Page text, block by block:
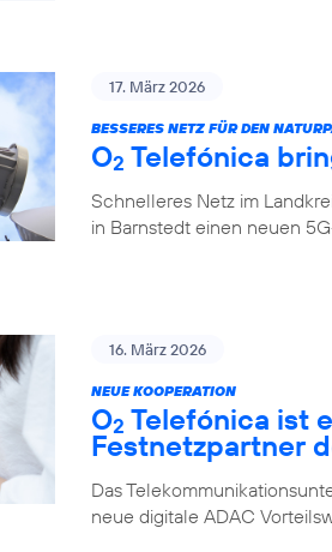
17. März 2026
BESSERES NETZ FÜR DEN
O2 Telefónica
Schnelleres Netz im
in Barnstedt einen neuen
16. März 2026
NEUE KOOPERATION
O2 Telefónica ist
Festnetzpartner
Das
neue digitale ADAC